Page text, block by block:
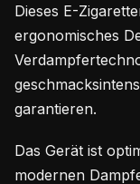
Dieses E-
ergonomisches
garantieren.
Das Gerät ist
modernen